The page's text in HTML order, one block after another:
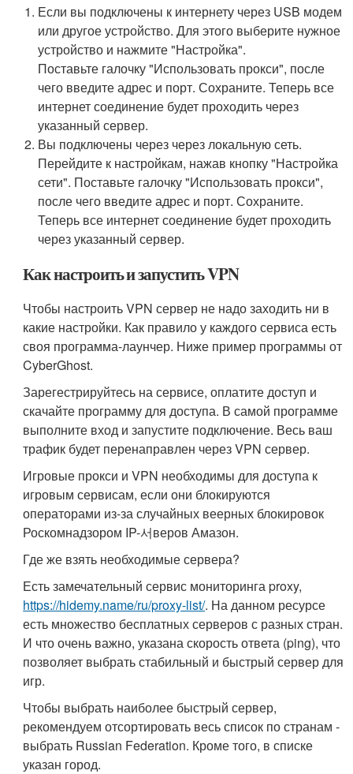
Если вы подключены к интернету через USB модем
или другое устройство. Для этого выберите нужное
устройство и нажмите "Настройка".
Поставьте галочку "Использовать прокси", после
чего введите адрес и порт. Сохраните. Теперь все
интернет соединение будет проходить через
указанный сервер.
Вы подключены через через локальную сеть.
Перейдите к настройкам, нажав кнопку "Настройка
сети". Поставьте галочку "Использовать прокси",
после чего введите адрес и порт. Сохраните.
Теперь все интернет соединение будет проходить
через указанный сервер.
Как настроить и запустить VPN
Чтобы настроить VPN сервер не надо заходить ни в
какие настройки. Как правило у каждого сервиса есть
своя программа-лаунчер. Ниже пример программы от
CyberGhost.
Зарегестрируйтесь на сервисе, оплатите доступ и
скачайте программу для доступа. В самой программе
выполните вход и запустите подключение. Весь ваш
трафик будет перенаправлен через VPN сервер.
Игровые прокси и VPN необходимы для доступа к
игровым сервисам, если они блокируются
операторами из-за случайных веерных блокировок
Роскомнадзором IP-서веров Амазон.
Где же взять необходимые сервера?
Есть замечательный сервис мониторинга proxy,
https://hidemy.name/ru/proxy-list/. На данном ресурсе
есть множество бесплатных серверов с разных стран.
И что очень важно, указана скорость ответа (ping), что
позволяет выбрать стабильный и быстрый сервер для
игр.
Чтобы выбрать наиболее быстрый сервер,
рекомендуем отсортировать весь список по странам -
выбрать Russian Federation. Кроме того, в списке
указан город.